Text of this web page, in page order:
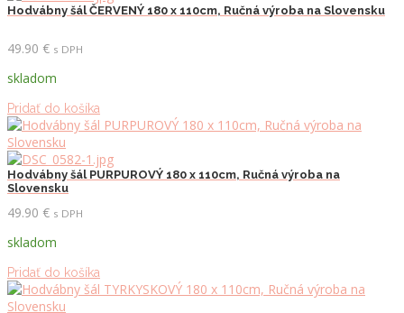
Hodvábny šál ČERVENÝ 180 x 110cm, Ručná výroba na Slovensku
49.90 € s DPH
skladom
Pridať do košíka
Hodvábny šál PURPUROVÝ 180 x 110cm, Ručná výroba na
Slovensku
49.90 € s DPH
skladom
Pridať do košíka